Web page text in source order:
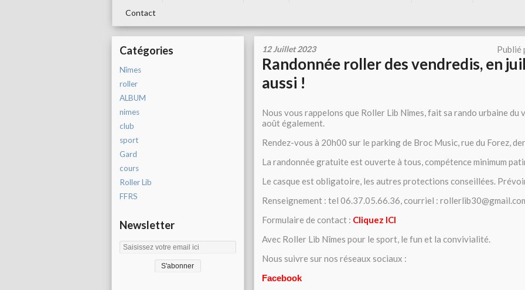
Contact
Catégories
Nîmes
roller
ALBUM
nimes
club
sport
Gard
cours
Roller Lib
FFRS
Newsletter
12 Juillet 2023 Publié
Randonnée roller des vendredis, en
aussi !
Nous vous rappelons que Roller Lib Nîmes, fait sa rando urbaine du
août également.
Rendez-vous à 20h00 sur le parking de Broc Music, rue du Forez,
La randonnée gratuite est ouverte à tous, compétence minimum
Le casque est obligatoire, les autres protections conseillées.
Renseignement : tel 06.37.05.66.36, courriel :
Formulaire de contact : Cliquez ICI
Avec Roller Lib Nîmes pour le sport, le fun et la convivialité.
Nous suivre sur nos réseaux sociaux :
Facebook